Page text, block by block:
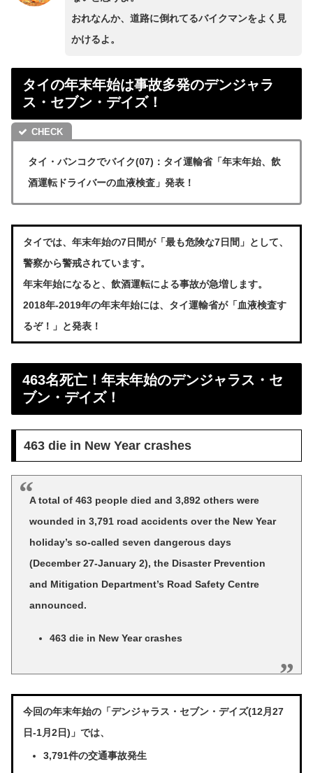
おれなんか、道路に倒れてるバイクマンをよく見
かけるよ。
タイの年末年始は事故多発のデンジャラ
ス・セブン・デイズ！
タイ・バンコクでバイク(07)：タイ運輸省「年末年始、飲
酒運転ドライバーの血液検査」発表！
タイでは、年末年始の7日間が「最も危険な7日間」として、
警察から警戒されています。
年末年始になると、飲酒運転による事故が急増します。
2018年-2019年の年末年始には、タイ運輸省が「血液検査す
るぞ！」と発表！
463名死亡！年末年始のデンジャラス・セ
ブン・デイズ！
463 die in New Year crashes
A total of 463 people died and 3,892 others were
wounded in 3,791 road accidents over the New Year
holiday’s so-called seven dangerous days
(December 27-January 2), the Disaster Prevention
and Mitigation Department’s Road Safety Centre
announced.
463 die in New Year crashes
今回の年末年始の「デンジャラス・セブン・デイズ(12月27
日-1月2日)」では、
3,791件の交通事故発生